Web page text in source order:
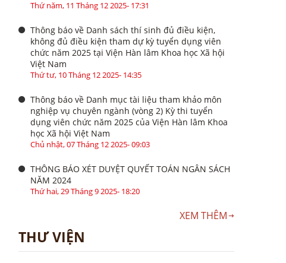
Thứ năm, 11 Tháng 12 2025- 17:31
Thông báo về Danh sách thí sinh đủ điều kiện,
không đủ điều kiện tham dự kỳ tuyển dụng viên
chức năm 2025 tại Viện Hàn lâm Khoa học Xã hội
Việt Nam
Thứ tư, 10 Tháng 12 2025- 14:35
Thông báo về Danh mục tài liệu tham khảo môn
nghiệp vụ chuyên ngành (vòng 2) Kỳ thi tuyển
dụng viên chức năm 2025 của Viện Hàn lâm Khoa
học Xã hội Việt Nam
Chủ nhật, 07 Tháng 12 2025- 09:03
THÔNG BÁO XÉT DUYỆT QUYẾT TOÁN NGÂN SÁCH
NĂM 2024
Thứ hai, 29 Tháng 9 2025- 18:20
XEM THÊM
THƯ VIỆN